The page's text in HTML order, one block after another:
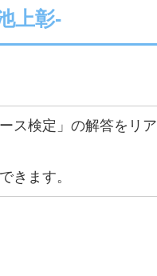
上彰-
ス検定」の解答をリア
きます。